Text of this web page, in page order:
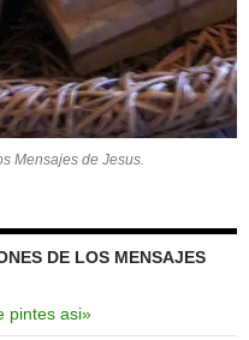
Mensajes de Jesus.
DE LOS MENSAJES
pintes asi»